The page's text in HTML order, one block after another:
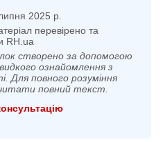
2025 р.
перевірено та
RH.ua
створено за допомогою
ознайомлення з
Для повного розуміння
повний текст.